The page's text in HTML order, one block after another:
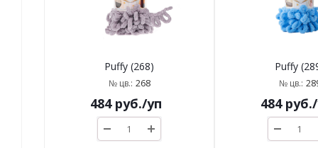
Puffy (268)
№ цв.: 268
484руб./уп
Puffy
№ цв.:
484руб.